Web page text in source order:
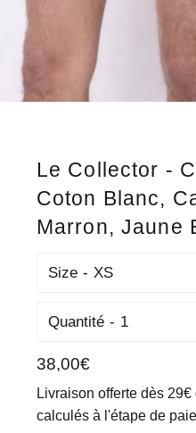
Le Collector -
Coton Blanc,
Marron, Jaune
Size
Quantité
Prix
régulier
38,00€
Livraison offerte dès 29€
calculés à l'étape de